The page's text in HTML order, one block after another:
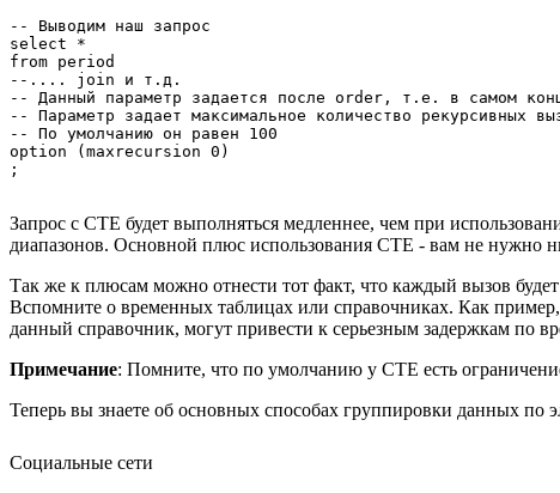
-- Выводим наш запрос
select *
from period
--.... join и т.д.
-- Данный параметр задается после order, т.е. в самом
-- Параметр задает максимальное количество рекурсивных
-- По умолчанию он равен 100
option (maxrecursion 0)
Запрос с CTE будет выполняться медленнее, чем при
диапазонов. Основной плюс использования CTE - вам не нужно
Так же к плюсам можно отнести тот факт, что каждый вызов
Вспомните о временных таблицах или справочниках. Как
данный справочник, могут привести к серьезным задержкам по
Примечание: Помните, что по умолчанию у CTE есть
Теперь вы знаете об основных способах группировки данных по
Социальные сети